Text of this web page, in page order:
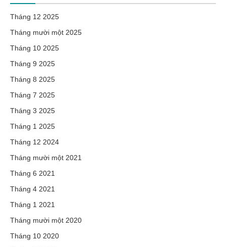
Tháng 12 2025
Tháng mười một 2025
Tháng 10 2025
Tháng 9 2025
Tháng 8 2025
Tháng 7 2025
Tháng 3 2025
Tháng 1 2025
Tháng 12 2024
Tháng mười một 2021
Tháng 6 2021
Tháng 4 2021
Tháng 1 2021
Tháng mười một 2020
Tháng 10 2020